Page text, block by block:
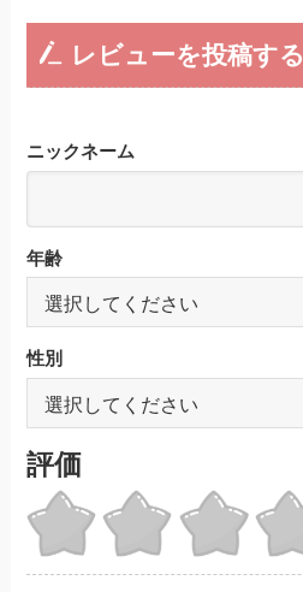
レビューを投稿する
ニックネーム
年齢
性別
評価